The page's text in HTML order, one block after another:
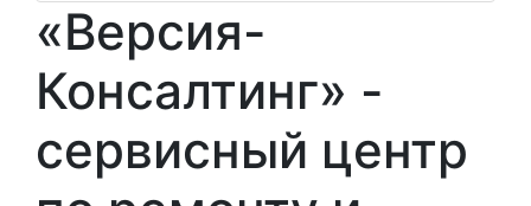
«Версия-
Консалтинг» -
сервисный центр